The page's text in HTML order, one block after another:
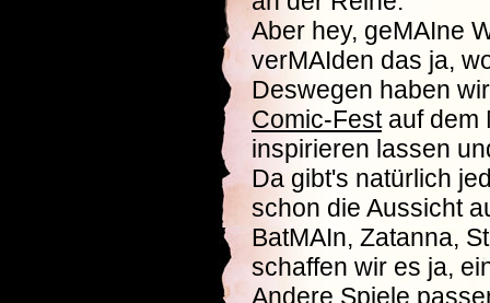
Aber hey, geMAIne
verMAIden das ja,
Deswegen haben
Comic-Festauf dem
inspirieren lassen
Da gibt's natürlich
schon die Aussicht
BatMAIn, Zatanna,
schaffen wir es ja,
Andere Spiele